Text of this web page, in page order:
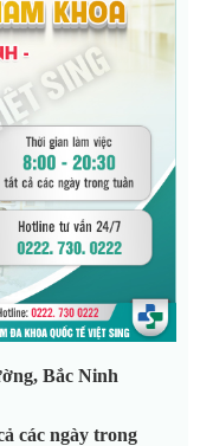
Bắc Ninh
các ngày trong